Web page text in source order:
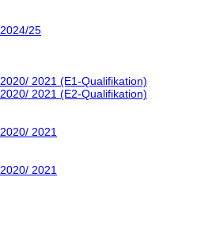
25
2021 (E1-Qualifikation)
2021 (E2-Qualifikation)
2021
2021